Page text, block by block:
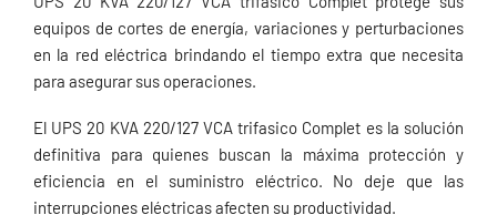
equipos de cortes de energía, variaciones y perturbaciones
en la red eléctrica brindando el tiempo extra que necesita
para asegurar sus operaciones.
El UPS 20 KVA 220/127 VCA trifasico Complet es la solución
definitiva para quienes buscan la máxima protección y
eficiencia en el suministro eléctrico. No deje que las
interrupciones eléctricas afecten su productividad.